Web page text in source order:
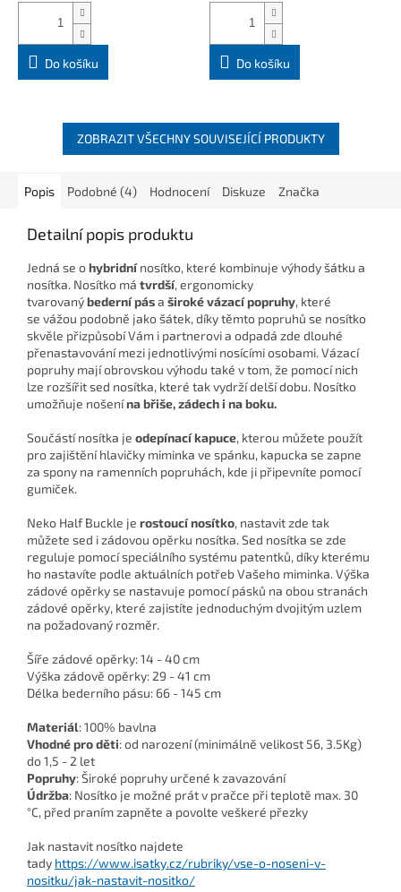
Do košíku Do košíku
ZOBRAZIT VŠECHNY SOUVISEJÍCÍ PRODUKTY
Popis Podobné (4) Hodnocení Diskuze Značka
Detailní popis produktu
Jedná se ohybridnínosítko, které kombinuje výhody šátku a
nosítka. Nosítko má tvrdší, ergonomicky
tvarovanýbederní pása široké vázací popruhy, které
se vážou podobně jako šátek, díky těmto popruhů se nosítko
skvěle přizpůsobí Vám i partnerovi a odpadá zde dlouhé
přenastavování mezi jednotlivými nosícími osobami. Vázací
popruhy mají obrovskou výhodu také v tom, že pomocí nich
lze rozšířit sed nosítka, které tak vydrží delší dobu. Nosítko
umožňuje nošenína břiše, zádech i na boku.
Součástí nosítka je odepínací kapuce, kterou můžete použít
pro zajištění hlavičky miminka ve spánku, kapucka se zapne
za spony na ramenních popruhách, kde ji připevníte pomocí
gumiček.
Neko Half Buckle je rostoucí nosítko, nastavit zde tak
můžete sed i zádovou opěrku nosítka. Sed nosítka se zde
reguluje pomocí speciálního systému patentků, díky kterému
ho nastavíte podle aktuálních potřeb Vašeho miminka. Výška
zádové opěrky se nastavuje pomocí pásků na obou stranách
zádové opěrky, které zajistíte jednoduchým dvojitým uzlem
na požadovaný rozměr.
Šíře zádové opěrky: 14 - 40 cm
Výška zádově opěrky: 29 - 41 cm
Délka bederního pásu: 66 - 145 cm
Materiál: 100% bavlna
Vhodné pro děti: od narození (minimálně velikost 56, 3.5Kg)
do 1,5 - 2 let
Popruhy: Široké popruhy určené k zavazování
Údržba: Nosítko je možné prát v pračce při teplotě max. 30
°C, před praním zapněte a povolte veškeré přezky
Jak nastavit nosítko najdete
tady https://www.isatky.cz/rubriky/vse-o-noseni-v-
nositku/jak-nastavit-nositko/